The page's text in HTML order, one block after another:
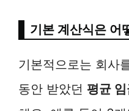
기본 계산식은 어
기본적으로는 회사
동안 받았던 평균